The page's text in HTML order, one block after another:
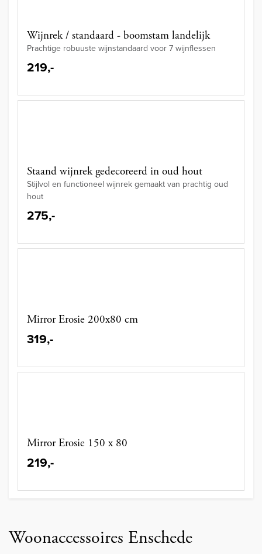
Wijnrek / standaard - boomstam landelijk
Prachtige robuuste wijnstandaard voor 7 wijnflessen
219,-
Staand wijnrek gedecoreerd in oud hout
Stijlvol en functioneel wijnrek gemaakt van prachtig oud
hout
275,-
Mirror Erosie 200x80 cm
319,-
Mirror Erosie 150 x 80
219,-
Woonaccessoires Enschede